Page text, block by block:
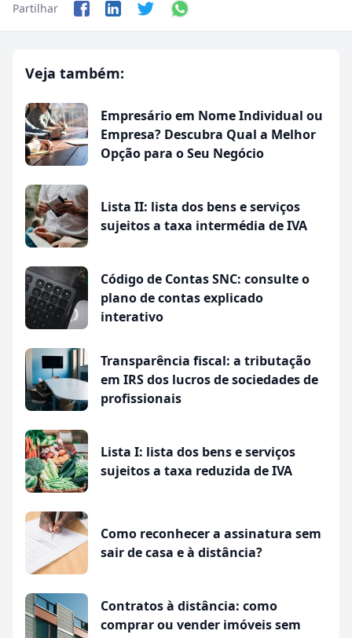
Partilhar
Veja também:
Empresário em Nome Individual ou
Empresa? Descubra Qual a Melhor
Opção para o Seu Negócio
Lista II: lista dos bens e serviços
sujeitos a taxa intermédia de IVA
Código de Contas SNC: consulte o
plano de contas explicado
interativo
Transparência fiscal: a tributação
em IRS dos lucros de sociedades de
profissionais
Lista I: lista dos bens e serviços
sujeitos a taxa reduzida de IVA
Como reconhecer a assinatura sem
sair de casa e à distância?
Contratos à distância: como
comprar ou vender imóveis sem